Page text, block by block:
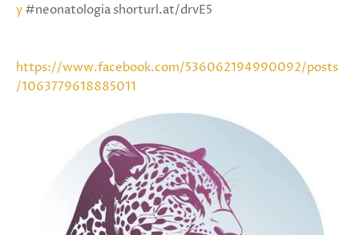
y#neonatologia shorturl.at/drvE5
https://www.facebook.com/536062194990092/posts
/1063779618885011